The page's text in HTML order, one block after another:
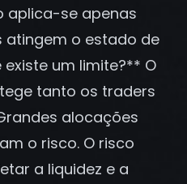
aplica-se apenas
atingem o estado de
um limite?** O
tanto os traders
alocações
o risco. O risco
a liquidez e a